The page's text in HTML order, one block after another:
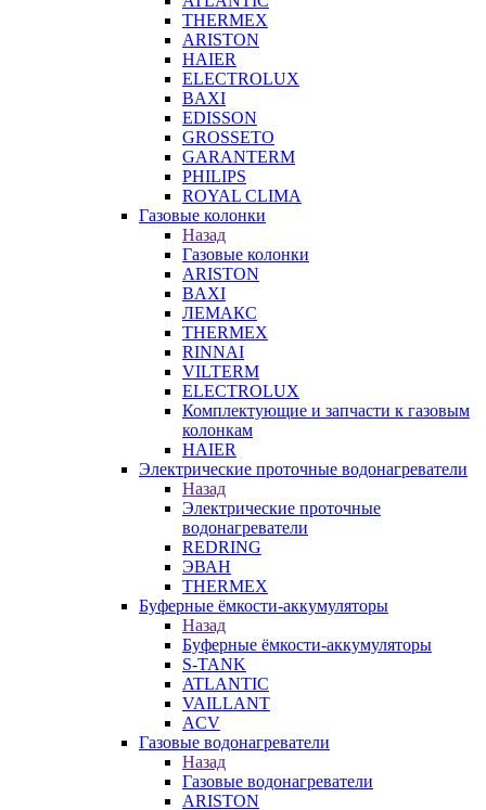
THERMEX
ARISTON
HAIER
ELECTROLUX
BAXI
EDISSON
GROSSETO
GARANTERM
PHILIPS
ROYAL CLIMA
Газовые колонки
Назад
Газовые колонки
ARISTON
BAXI
ЛЕМАКС
THERMEX
RINNAI
VILTERM
ELECTROLUX
Комплектующие и запчасти к газовым
колонкам
HAIER
Электрические проточные водонагреватели
Назад
Электрические проточные
водонагреватели
REDRING
ЭВАН
THERMEX
Буферные ёмкости-аккумуляторы
Назад
Буферные ёмкости-аккумуляторы
S-TANK
ATLANTIC
VAILLANT
ACV
Газовые водонагреватели
Назад
Газовые водонагреватели
ARISTON